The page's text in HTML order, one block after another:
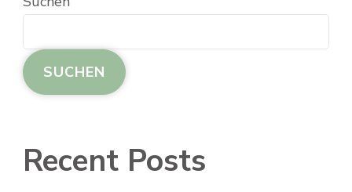
SUCHEN
Recent Posts